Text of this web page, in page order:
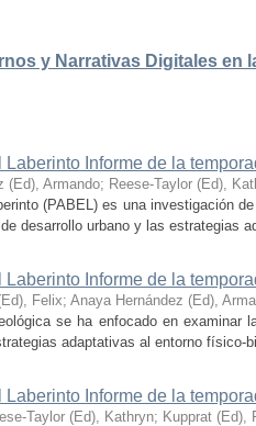
y Narrativas Digitales en
Informe de la
(Ed), Armando; Reese-Taylor (Ed),
(PABEL) es una investigación
desarrollo urbano y las estrategias
Informe de la
Felix; Anaya Hernández (Ed),
se ha enfocado en examinar
adaptativas al entorno físico-
Informe de la
Taylor (Ed), Kathryn; Kupprat (Ed),